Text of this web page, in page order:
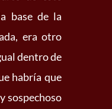
base de la
era otro
dentro de
habría que
sospechoso